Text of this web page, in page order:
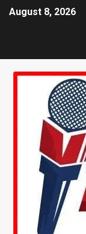
August 8, 2026